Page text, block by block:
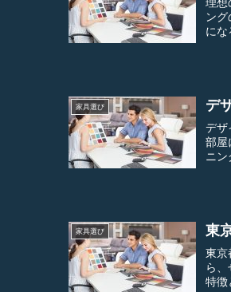
理想
ング
にな
家具選び デ
デザ
部屋
ニン
家具選び 東
東京
ら、
特徴